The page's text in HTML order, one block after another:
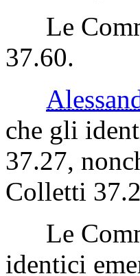
Le
37.60.
che gli
37.27,
Colletti
Le
identici